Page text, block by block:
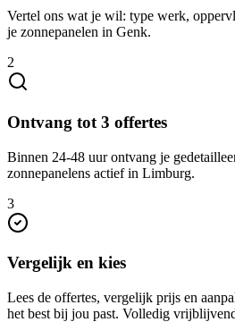
Vertel ons wat je wil: type werk,
je zonnepanelen in Genk.
2
Ontvang tot 3 offertes
Binnen 24-48 uur ontvang je
zonnepanelens actief in Limburg.
3
Vergelijk en kies
Lees de offertes, vergelijk prijs en
het best bij jou past. Volledig